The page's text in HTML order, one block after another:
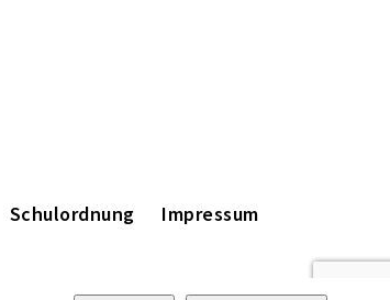
Schulordnung
Impressum